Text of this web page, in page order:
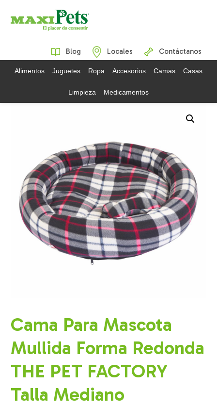
Blog Locales Contáctanos
Alimentos Juguetes Ropa Accesorios Camas Casas
Limpieza Medicamentos
Cama Para Mascota
Mullida Forma Redonda
THE PET FACTORY
Talla Mediano